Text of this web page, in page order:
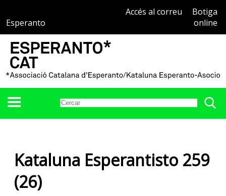
Esperanto
Accés al correu
Botiga
online
Kataluna Esperantisto 259
(26)